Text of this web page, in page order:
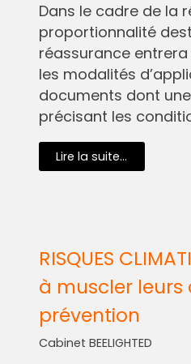
Dans le cadre de la
proportionnalité
réassurance entrera
les modalités
documents dont
précisant les
Lire la suite...
RISQUES
à muscler leurs
prévention
Cabinet BEELIGHTED